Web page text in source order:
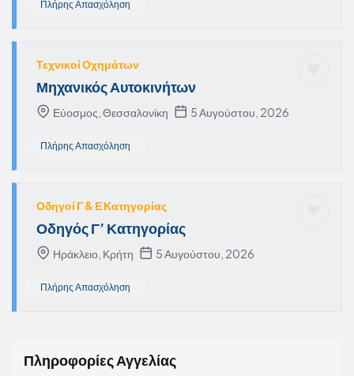
Πλήρης Απασχόληση
Τεχνικοί Οχημάτων
Μηχανικός Αυτοκινήτων
Εύοσμος, Θεσσαλονίκη 5 Αυγούστου, 2026
Πλήρης Απασχόληση
Οδηγοί Γ & Ε Κατηγορίας
Οδηγός Γ’ Κατηγορίας
Ηράκλειο, Κρήτη 5 Αυγούστου, 2026
Πλήρης Απασχόληση
Πληροφορίες Αγγελίας